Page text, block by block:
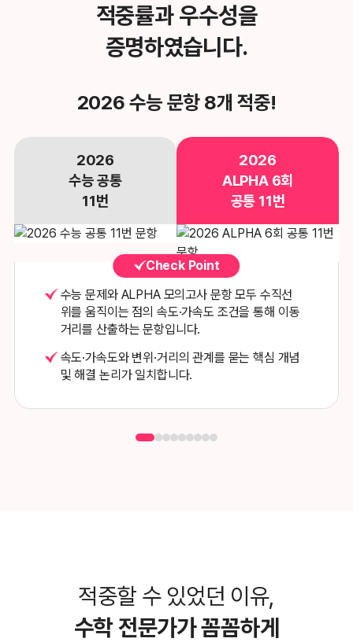
적중률과 우수성을
증명하였습니다.
2026 수능 문항 8개 적중!
2026
수능 공통
11번
2026
ALPHA 6회
공통 11번
Check Point
수능 문제와 ALPHA 모의고사 문항 모두 수직선
위를 움직이는 점의 속도·가속도 조건을 통해 이동
거리를 산출하는 문항입니다.
속도·가속도와 변위·거리의 관계를 묻는 핵심 개념
및 해결 논리가 일치합니다.
적중할 수 있었던 이유,
수학 전문가가 꼼꼼하게